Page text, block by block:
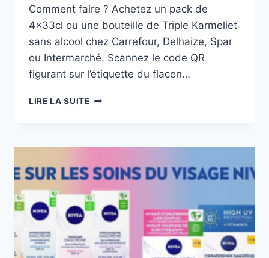
Comment faire ? Achetez un pack de
4x33cl ou une bouteille de Triple Karmeliet
sans alcool chez Carrefour, Delhaize, Spar
ou Intermarché. Scannez le code QR
figurant sur l’étiquette du flacon…
LIRE LA SUITETRIPLE
100%